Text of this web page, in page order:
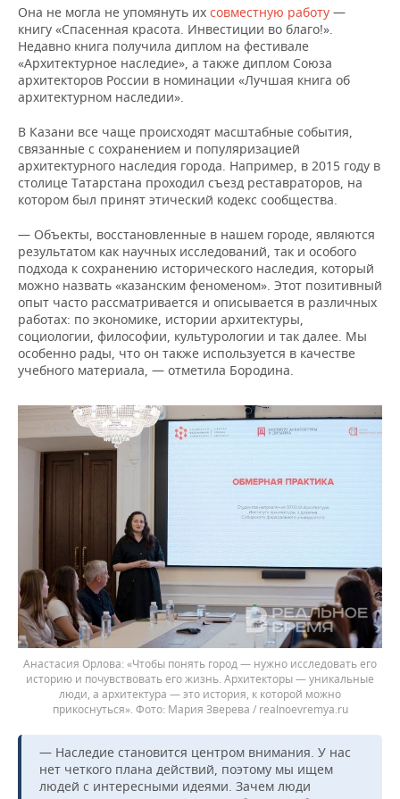
Она не могла не упомянуть их совместную работу —
книгу «Спасенная красота. Инвестиции во благо!».
Недавно книга получила диплом на фестивале
«Архитектурное наследие», а также диплом Союза
архитекторов России в номинации «Лучшая книга об
архитектурном наследии».
В Казани все чаще происходят масштабные события,
связанные с сохранением и популяризацией
архитектурного наследия города. Например, в 2015 году в
столице Татарстана проходил съезд реставраторов, на
котором был принят этический кодекс сообщества.
— Объекты, восстановленные в нашем городе, являются
результатом как научных исследований, так и особого
подхода к сохранению исторического наследия, который
можно назвать «казанским феноменом». Этот позитивный
опыт часто рассматривается и описывается в различных
работах: по экономике, истории архитектуры,
социологии, философии, культурологии и так далее. Мы
особенно рады, что он также используется в качестве
учебного материала, — отметила Бородина.
Анастасия Орлова: «Чтобы понять город — нужно исследовать его
историю и почувствовать его жизнь. Архитекторы — уникальные
люди, а архитектура — это история, к которой можно
прикоснуться».
Мария Зверева / realnoevremya.ru
— Наследие становится центром внимания. У нас
нет четкого плана действий, поэтому мы ищем
людей с интересными идеями. Зачем люди